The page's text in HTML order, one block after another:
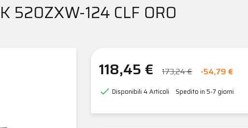
520ZXW-124 CLF ORO
118,45 € 173,24 € -54,79 €
 Disponibili 4 Articoli Spedito in 5-7 giorni